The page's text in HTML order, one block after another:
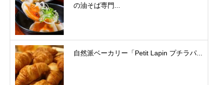
の油そば専門...
自然派ベーカリー「Petit Lapin プチラパ...